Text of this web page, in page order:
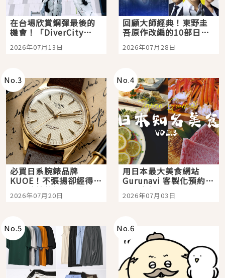
在台場欣賞鋼彈最後的
機會！「DiverCity
Tokyo Plaza」搭船、
購物、美食及夜景，一
2026年07月13日
回顧大師經典！東野圭
吾原作改編的10部日本
影視作品推薦
2026年07月28日
No.3
必買日系腕錶品牌
KUOE！不張揚卻經得起
時間洗鍊的經典之作五
選
2026年07月20日
No.4
用日本最大美食網站
Gurunavi 客製化預約九
大都市餐廳，打造專屬
美食體驗！
2026年07月03日
No.5 No.6